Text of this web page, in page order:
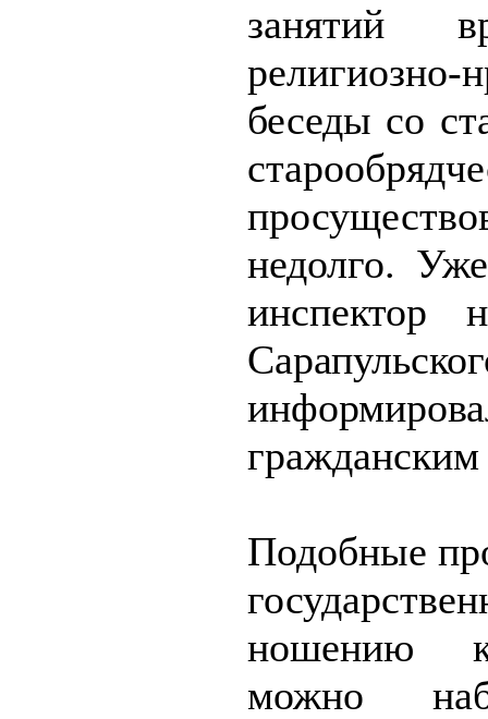
занятий
религиозно-
беседы со
недолго.
инспектор
гражданским
Подобные
ношению к
можно